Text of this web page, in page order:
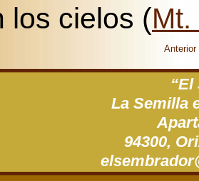
los cielos (Mt.
Anterior
“El
La Semilla
94300,